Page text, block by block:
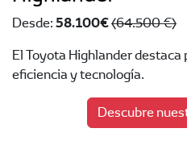
Desde:58.100 €(64.500 €)
El Toyota Highlander
eficiencia y tecnología.
Descubre